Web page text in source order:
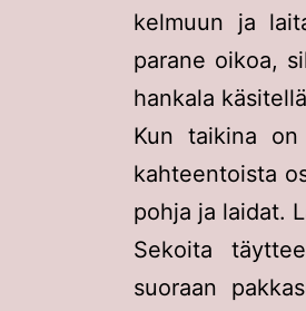
kelmuun ja
parane oikoa,
hankala
Kun taikina
kahteentoista
pohja ja laidat.
Sekoita
suoraan